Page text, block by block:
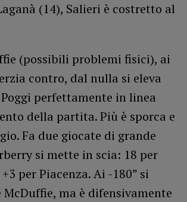
(14), Salieri è costretto al
(possibili problemi fisici), ai
contro, dal nulla si eleva
perfettamente in linea
della partita. Più è sporca e
Fa due giocate di grande
si mette in scia: 18 per
per Piacenza. Ai -180” si
McDuffie, ma è difensivamente